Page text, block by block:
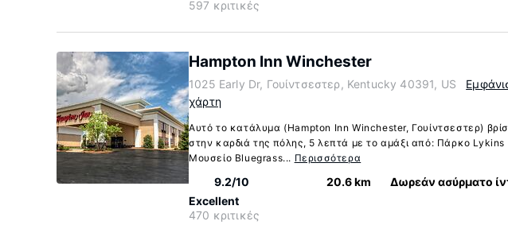
597 κριτικές
Hampton Inn Winchester
1025 Early Dr, Γουίντσεστερ, Kentucky 40391, US
χάρτη
Αυτό το κατάλυμα (Hampton Inn Winchester, Γουίντσεστερ)
στην καρδιά της πόλης, 5 λεπτά με το αμάξι από: Πάρκο Lykins
Μουσείο Bluegrass... Περισσότερα
9.2/10
Excellent
470 κριτικές
20.6 km Δωρεάν ασύρματο